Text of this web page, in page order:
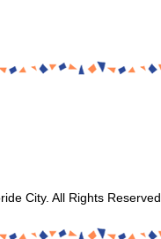
City. All Rights Reserved.